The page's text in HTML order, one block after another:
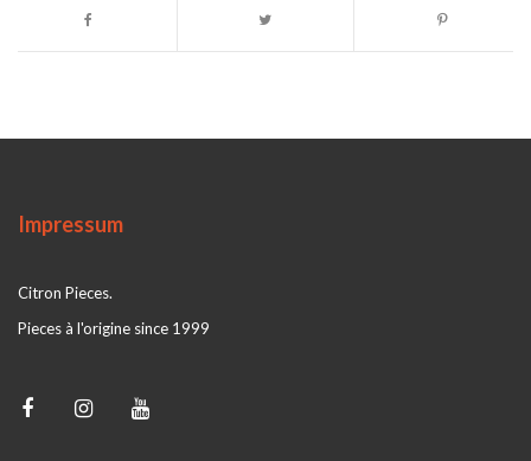
Impressum
Citron Pieces.
Pieces à l'origine since 1999